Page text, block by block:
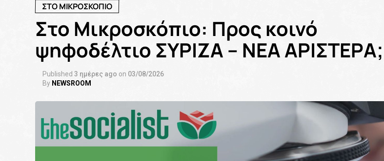
ΣΤΟ ΜΙΚΡΟΣΚΟΠΙΟ
Στο Μικροσκόπιο: Προς κοινό
ψηφοδέλτιο ΣΥΡΙΖΑ – ΝΕΑ ΑΡΙΣΤΕΡΑ;
Published 3 ημέρες ago on 03/08/2026
By NEWSROOM